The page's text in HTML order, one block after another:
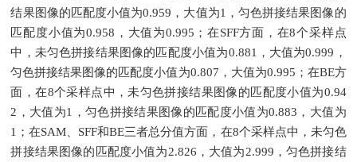
结果图像的匹配度小值为0.959，大值为1，匀色拼接结果图像的
匹配度小值为0.958，大值为0.995；在SFF方面，在8个采样点
中，未匀色拼接结果图像的匹配度小值为0.881，大值为0.999，
匀色拼接结果图像的匹配度小值为0.807，大值为0.995；在BE方
面，在8个采样点中，未匀色拼接结果图像的匹配度小值为0.94
2，大值为1，匀色拼接结果图像的匹配度小值为0.883，大值为
1；在SAM、SFF和BE三者总分值方面，在8个采样点中，未匀色
拼接结果图像的匹配度小值为2.826，大值为2.999，匀色拼接结